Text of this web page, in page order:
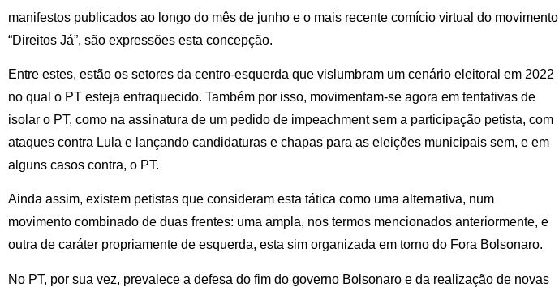
manifestos publicados ao longo do mês de junho e o mais recente comício virtual do movimento
“Direitos Já”, são expressões esta concepção.
Entre estes, estão os setores da centro-esquerda que vislumbram um cenário eleitoral em 2022
no qual o PT esteja enfraquecido. Também por isso, movimentam-se agora em tentativas de
isolar o PT, como na assinatura de um pedido de impeachment sem a participação petista, com
ataques contra Lula e lançando candidaturas e chapas para as eleições municipais sem, e em
alguns casos contra, o PT.
Ainda assim, existem petistas que consideram esta tática como uma alternativa, num
movimento combinado de duas frentes: uma ampla, nos termos mencionados anteriormente, e
outra de caráter propriamente de esquerda, esta sim organizada em torno do Fora Bolsonaro.
No PT, por sua vez, prevalece a defesa do fim do governo Bolsonaro e da realização de novas